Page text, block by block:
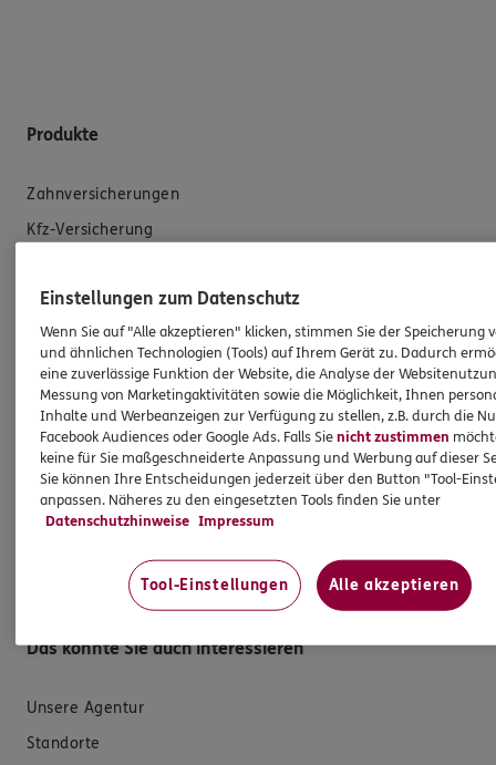
Produkte
Zahnversicherungen
Kfz-Versicherung
Versicherungen für den privaten Bedarf
Versicherungen für Geschäftskunden
Hilfe & Services
E-Mail schreiben
Schaden melden
Erstkontaktinformationen
EU-Offenlegungsvereinbarung
Datenverarbeitung
Das könnte Sie auch interessieren
Unsere Agentur
Standorte
Einstellungen zum Datenschutz
Wenn Sie auf "Alle akzeptieren" klicken, stimmen Sie der Speicherung
und ähnlichen Technologien (Tools) auf Ihrem Gerät zu. Dadurch
eine zuverlässige Funktion der Website, die Analyse der
Messung von Marketingaktivitäten sowie die Möglichkeit, Ihnen
Inhalte und Werbeanzeigen zur Verfügung zu stellen, z.B. durch die
Facebook Audiences oder Google Ads. Falls Sienicht zustimmen
keine für Sie maßgeschneiderte Anpassung und Werbung auf dieser
Sie können Ihre Entscheidungen jederzeit über den Button "Tool-
anpassen. Näheres zu den eingesetzten Tools finden Sie unter
Datenschutzhinweise Impressum
Tool-Einstellungen Alle akzeptieren